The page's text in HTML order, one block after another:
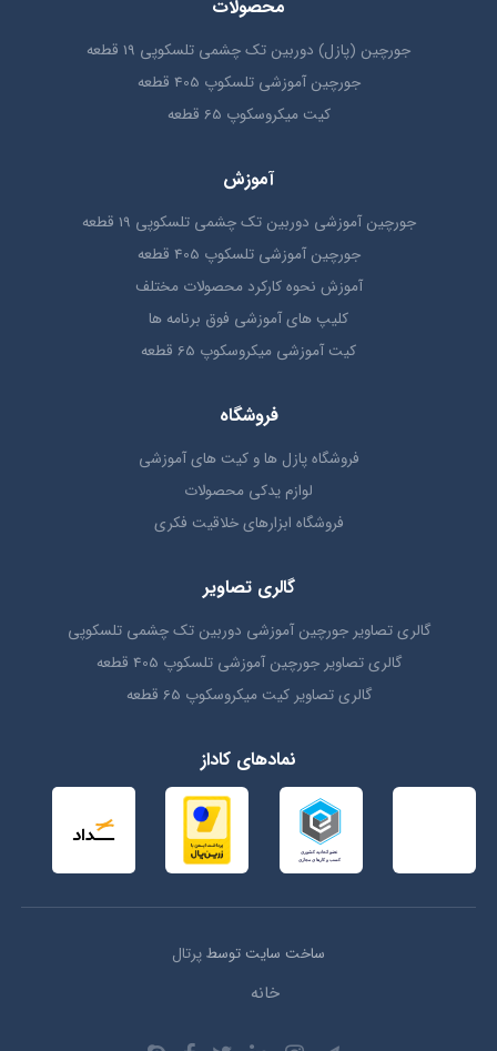
محصولات
جورچین (پازل) دوربین تک چشمی تلسکوپی 19 قطعه
جورچین آموزشی تلسکوپ 405 قطعه
کیت میکروسکوپ 65 قطعه
آموزش
جورچین آموزشی دوربین تک چشمی تلسکوپی 19 قطعه
جورچین آموزشی تلسکوپ 405 قطعه
آموزش نحوه کارکرد محصولات مختلف
کلیپ های آموزشی فوق برنامه ها
کیت آموزشی میکروسکوپ 65 قطعه
فروشگاه
فروشگاه پازل ها و کیت های آموزشی
لوازم یدکی محصولات
فروشگاه ابزارهای خلاقیت فکری
گالری تصاویر
گالری تصاویر جورچین آموزشی دوربین تک چشمی تلسکوپی
گالری تصاویر جورچین آموزشی تلسکوپ 405 قطعه
گالری تصاویر کیت میکروسکوپ 65 قطعه
نمادهای کاداز
ساخت سایت توسطپرتال
خانه